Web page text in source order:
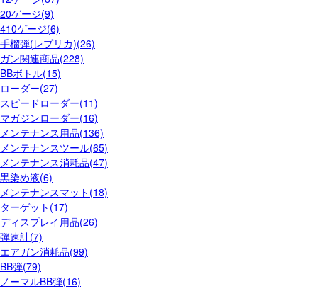
20ゲージ(9)
410ゲージ(6)
手榴弾(レプリカ)(26)
ガン関連商品(228)
BBボトル(15)
ローダー(27)
スピードローダー(11)
マガジンローダー(16)
メンテナンス用品(136)
メンテナンスツール(65)
メンテナンス消耗品(47)
黒染め液(6)
メンテナンスマット(18)
ターゲット(17)
ディスプレイ用品(26)
弾速計(7)
エアガン消耗品(99)
BB弾(79)
ノーマルBB弾(16)